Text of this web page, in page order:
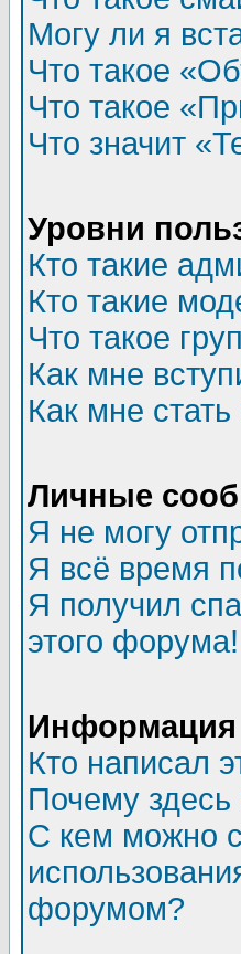
Могу ли я
Что такое
Что такое
Что значит
Уровни
Кто такие
Кто такие
Что такое
Как мне
Как мне
Личные
Я не могу
Я всё время
Я получил
этого форума!
Информация
Кто написал
Почему здесь
С кем можно
форумом?